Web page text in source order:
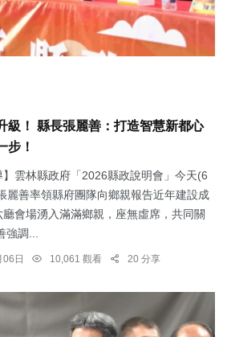
級！ 縣長張麗善：打造智慧新都心
步！
】雲林縣政府「2026縣政說明會」今天(6
麗善率領縣府團隊向鄉親報告近年建設成
會場湧入滿滿鄉親，座無虛席，共同關
調...
日 10,061 觀看 20 分享